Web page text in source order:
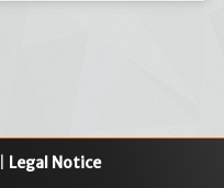
Legal Notice